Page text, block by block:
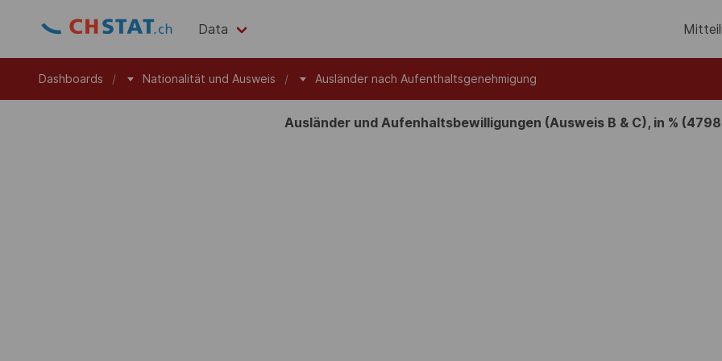
Data
Dashboards Nationalität und Ausweis Ausländer nach Aufenthaltsgenehmigung
Ausländer und Aufenhaltsbewilligungen (Ausweis B & C), in %